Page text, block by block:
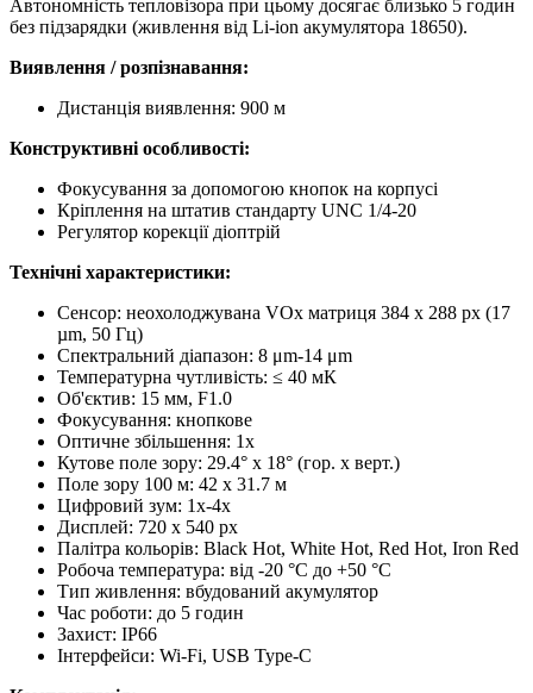
Автономність тепловізора при цьому досягає близько 5 годин
без підзарядки (живлення від Li-ion акумулятора 18650).
Виявлення / розпізнавання:
Дистанція виявлення: 900 м
Конструктивні особливості:
Фокусування за допомогою кнопок на корпусі
Кріплення на штатив стандарту UNC 1/4-20
Регулятор корекції діоптрій
Технічні характеристики:
Сенсор: неохолоджувана VOx матриця 384 х 288 px (17
µm, 50 Гц)
Спектральний діапазон: 8 μm-14 μm
Температурна чутливість: ≤ 40 мК
Об'єктив: 15 мм, F1.0
Фокусування: кнопкове
Оптичне збільшення: 1х
Кутове поле зору: 29.4° х 18° (гор. x верт.)
Поле зору 100 м: 42 x 31.7 м
Цифровий зум: 1x-4x
Дисплей: 720 х 540 px
Палітра кольорів: Black Hot, White Hot, Red Hot, Iron Red
Робоча температура: від -20 °C до +50 °C
Тип живлення: вбудований акумулятор
Час роботи: до 5 годин
Захист: IP66
Інтерфейси: Wi-Fi, USB Type-C